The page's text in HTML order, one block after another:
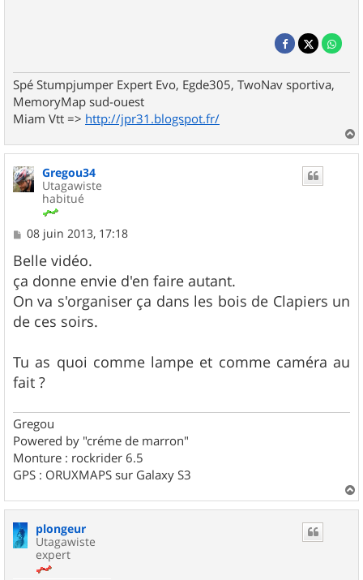
Spé Stumpjumper Expert Evo, Egde305, TwoNav sportiva,
MemoryMap sud-ouest
Miam Vtt => http://jpr31.blogspot.fr/
a
u
Gregou34
Utagawiste
habitué
M
s
s
a
g
e
08 juin 2013, 17:18
Belle vidéo.
ça donne envie d'en faire autant.
On va s'organiser ça dans les bois de Clapiers un
de ces soirs.
Tu as quoi comme lampe et comme caméra au
fait ?
Gregou
Powered by "créme de marron"
Monture : rockrider 6.5
GPS : ORUXMAPS sur Galaxy S3
a
plongeur
Utagawiste
expert